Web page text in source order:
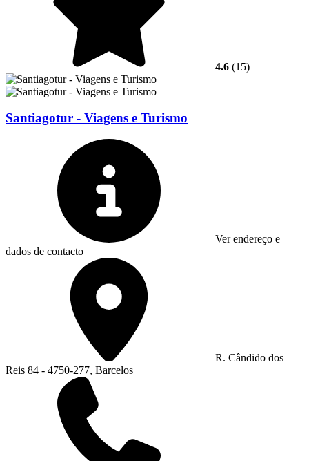
4.6 (15)
Santiagotur - Viagens e Turismo
Ver endereço e
dados de contacto
R. Cândido dos
Reis 84 - 4750-277, Barcelos